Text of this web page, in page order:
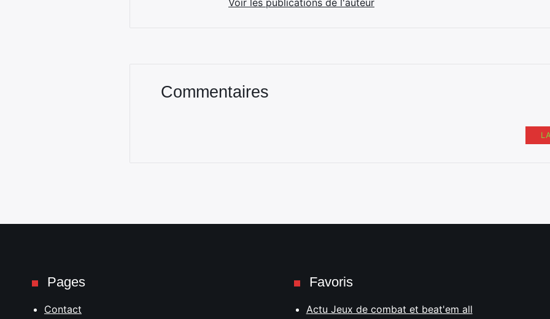
Voir les publications de l'auteur
Commentaires
Pages
Contact
Favoris
Actu Jeux de combat et beat'em all